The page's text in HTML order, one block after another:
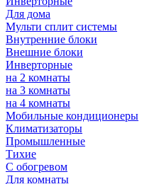
Для дома
Мульти сплит системы
Внутренние блоки
Внешние блоки
Инверторные
на 2 комнаты
на 3 комнаты
на 4 комнаты
Мобильные кондиционеры
Климатизаторы
Промышленные
Тихие
С обогревом
Для комнаты